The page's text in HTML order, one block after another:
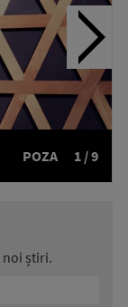
POZA 1 / 9
noi știri.